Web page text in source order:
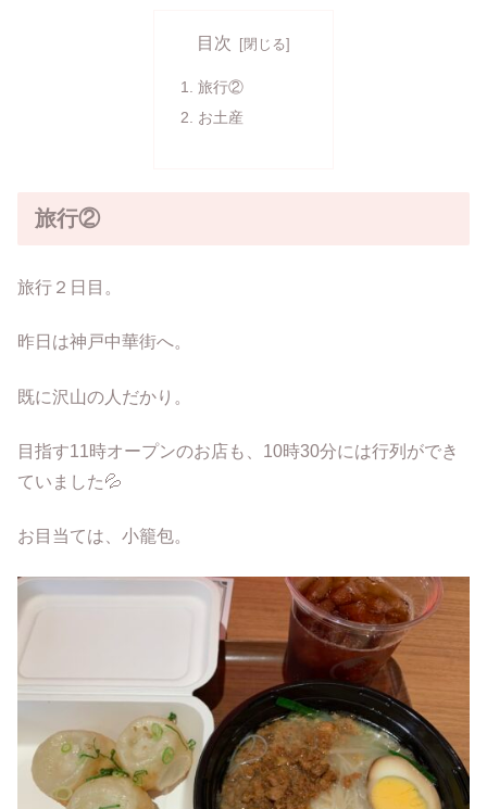
目次
旅行②
お土産
旅行②
旅行２日目。
昨日は神戸中華街へ。
既に沢山の人だかり。
目指す11時オープンのお店も、10時30分には行列ができ
ていました💦
お目当ては、小籠包。